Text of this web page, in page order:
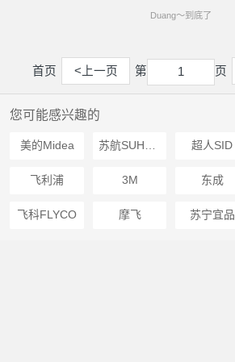
Duang～到底了
首页 <上一页 第
1
1
页
您可能感兴趣的
美的Midea 苏航SUHANG 超人SID
飞利浦 3M 东成
飞科FLYCO 摩飞 苏宁宜品